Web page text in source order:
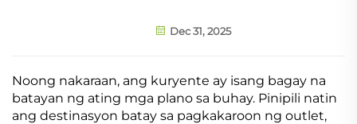
Dec 31, 2025
Noong nakaraan, ang kuryente ay isang bagay na
batayan ng ating mga plano sa buhay. Pinipili natin
ang destinasyon batay sa pagkakaroon ng outlet,